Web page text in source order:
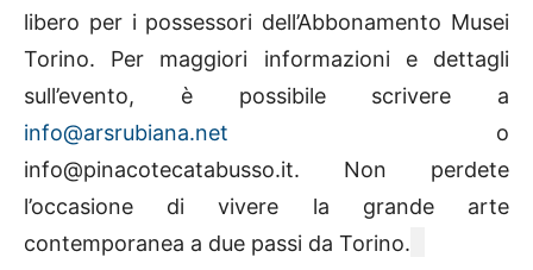
libero per i possessori dell’Abbonamento Musei
Torino. Per maggiori informazioni e dettagli
sull’evento, è possibile scrivere a
info@arsrubiana.net o
info@pinacotecatabusso.it. Non perdete
l’occasione di vivere la grande arte
contemporanea a due passi da Torino.